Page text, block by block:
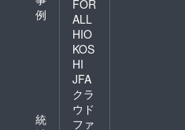
例
統
FOR
ALL
HIO
KOS
HI
JFA
クラ
ウド
ファ